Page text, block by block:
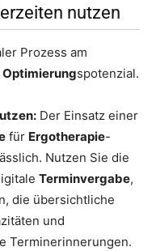
nutzen
Prozess am
Optimierungspotenzial.
Der Einsatz einer
für Ergotherapie-
Nutzen Sie die
Terminvergabe,
die übersichtliche
und
Terminerinnerungen.